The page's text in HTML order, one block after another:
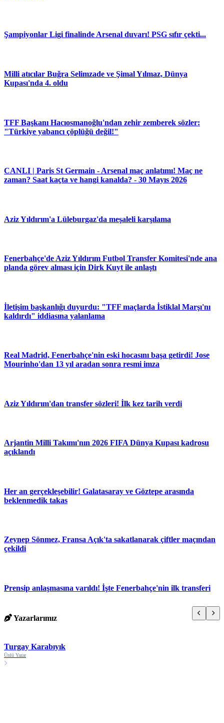
Şampiyonlar Ligi finalinde Arsenal duvarı! PSG sıfır çekti...
Milli atıcılar Buğra Selimzade ve Şimal Yılmaz, Dünya
Kupası'nda 4. oldu
TFF Başkanı Hacıosmanoğlu'ndan zehir zemberek sözler:
"Türkiye yabancı çöplüğü değil!"
CANLI | Paris St Germain - Arsenal maç anlatımı! Maç ne
zaman? Saat kaçta ve hangi kanalda? - 30 Mayıs 2026
Aziz Yıldırım'a Lüleburgaz'da meşaleli karşılama
Fenerbahçe'de Aziz Yıldırım Futbol Transfer Komitesi'nde ana
planda görev alması için Dirk Kuyt ile anlaştı
İletişim başkanlığı duyurdu: "TFF maçlarda İstiklal Marşı'nı
kaldırdı" iddiasına yalanlama
Real Madrid, Fenerbahçe'nin eski hocasını başa getirdi! Jose
Mourinho'dan 13 yıl aradan sonra resmi imza
Aziz Yıldırım'dan transfer sözleri! İlk kez tarih verdi
Arjantin Milli Takımı'nın 2026 FIFA Dünya Kupası kadrosu
açıklandı
Her an gerçekleşebilir! Galatasaray ve Göztepe arasında
beklenmedik takas
Zeynep Sönmez, Fransa Açık'ta sakatlanarak çiftler maçından
çekildi
Prensip anlaşmasına varıldı! İşte Fenerbahçe'nin ilk transferi
Yazarlarımız
Turgay Karabıyık
Ünlü Yazar